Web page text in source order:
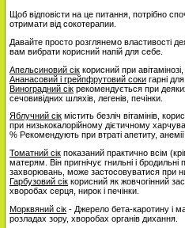
Щоб відповісти на це питання, потрібно
отримати від сокотерапии.
Давайте просто розглянемо властивості
вам вибрати корисний напій для себе.
Апельсиновий сік корисний при
Ананасовий і грейпфрутовий соки гарні
Виноградний сік рекомендується при
сечовивідних шляхів, легенів, печінки.
Яблучний сік містить безліч вітамінів,
при низькокалорійному дієтичному
% Рекомендують при втраті апетиту,
Томатний сік показаний практично всім
матерям. Він пригнічує гнильні і
захворювань, може застосовуватися при
Гарбузовий сік корисний як жовчогінний
хворобах серця, нирок і печінки.
Морквяний сік - Джерело бета-каротину і
розладах зору, хворобах органів дихання.